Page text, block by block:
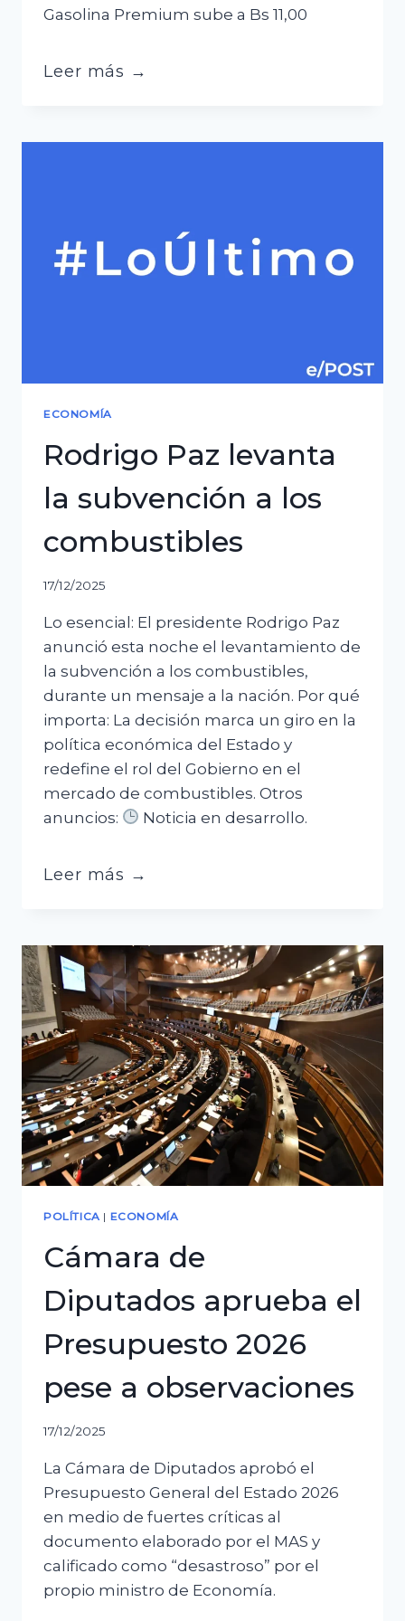
Gasolina Premium sube a Bs 11,00
Leer más →
Gobierno
subvención:
6,96
ECONOMÍA
Rodrigo Paz levanta
la subvención a los
combustibles
17/12/2025
Lo esencial: El presidente Rodrigo Paz
anunció esta noche el levantamiento de
la subvención a los combustibles,
durante un mensaje a la nación. Por qué
importa: La decisión marca un giro en la
política económica del Estado y
redefine el rol del Gobierno en el
mercado de combustibles. Otros
anuncios:
Noticia en desarrollo.
Leer más →
Rodrigo
la
subvención
a
los
combustibles
POLÍTICA | ECONOMÍA
Cámara de
Diputados aprueba el
Presupuesto 2026
pese a observaciones
17/12/2025
La Cámara de Diputados aprobó el
Presupuesto General del Estado 2026
en medio de fuertes críticas al
documento elaborado por el MAS y
calificado como “desastroso” por el
propio ministro de Economía.